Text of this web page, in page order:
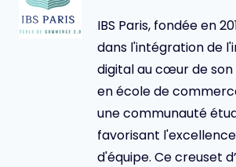
IBS Paris, fondée en
dans l'intégration de
digital au cœur de
en école de
une communauté
favorisant
d'équipe. Ce creuset